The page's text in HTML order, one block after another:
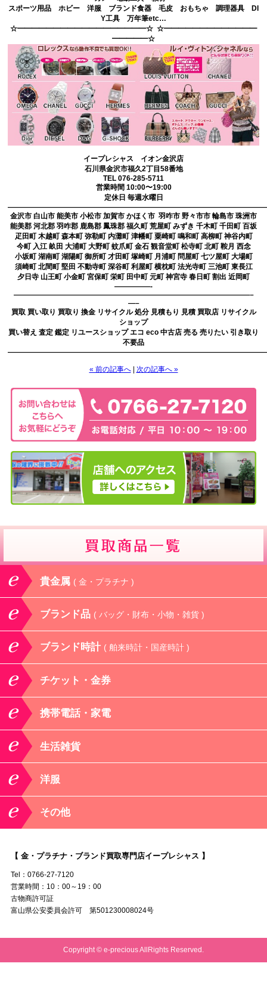
スポーツ用品 ホビー 洋服 ブランド食器 毛皮 おもちゃ 調理器具 DI
Y工具 万年筆etc…
☆━━━━━━━━━━━━━━━━━━☆ ☆━━━━━━━━━━━━━
━━━━━☆
イープレシャス イオン金沢店
石川県金沢市福久2丁目58番地
TEL 076-285-5711
営業時間 10:00〜19:00
定休日 毎週水曜日
金沢市 白山市 能美市 小松市 加賀市 かほく市 羽咋市 野々市市 輪島市 珠洲市
能美郡 河北郡 羽咋郡 鹿島郡 鳳珠郡 福久町 荒屋町 みずき 千木町 千田町 百坂
疋田町 木越町 森本町 弥勒町 内灘町 津幡町 粟崎町 鳴和町 高柳町 神谷内町
今町 入江 畝田 大浦町 大野町 蚊爪町 金石 観音堂町 松寺町 北町 鞍月 西念
小坂町 湖南町 湖陽町 御所町 才田町 塚崎町 月浦町 問屋町 七ツ屋町 大場町
須崎町 北間町 堅田 不動寺町 深谷町 利屋町 横枕町 法光寺町 三池町 東長江
夕日寺 山王町 小金町 宮保町 栄町 田中町 元町 神宮寺 春日町 割出 近岡町
—————-
—————————————————————————————————–
—–
買取 買い取り 買取り 換金 リサイクル 処分 見積もり 見積 買取店 リサイクル
ショップ
買い替え 査定 鑑定 リユースショップ エコ eco 中古店 売る 売りたい 引き取り
不要品
« 前の記事へ| 次の記事へ »
貴金属 ( 金・プラチナ )
ブランド品 ( バッグ・財布・小物・雑貨 )
ブランド時計 ( 舶来時計・国産時計 )
チケット・金券
携帯電話・家電
生活雑貨
洋服
その他
【 金・プラチナ・ブランド買取専門店イープレシャス 】
Tel：0766-27-7120
営業時間：10：00～19：00
古物商許可証
富山県公安委員会許可 第501230008024号
Copyright © e-precious AllRights Reserved.